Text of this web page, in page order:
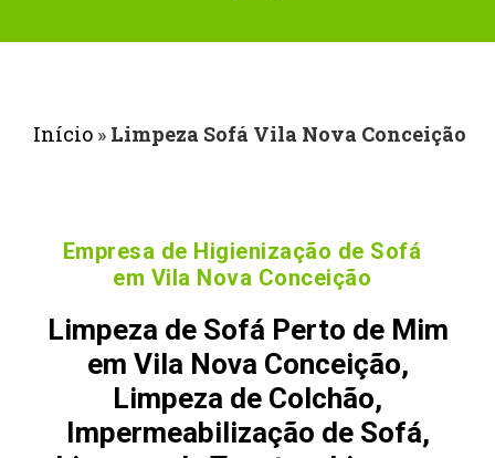
Início » Limpeza Sofá Vila Nova Conceição
Empresa de Higienização de Sofá
em Vila Nova Conceição
Limpeza de Sofá Perto de Mim
em Vila Nova Conceição,
Limpeza de Colchão,
Impermeabilização de Sofá,